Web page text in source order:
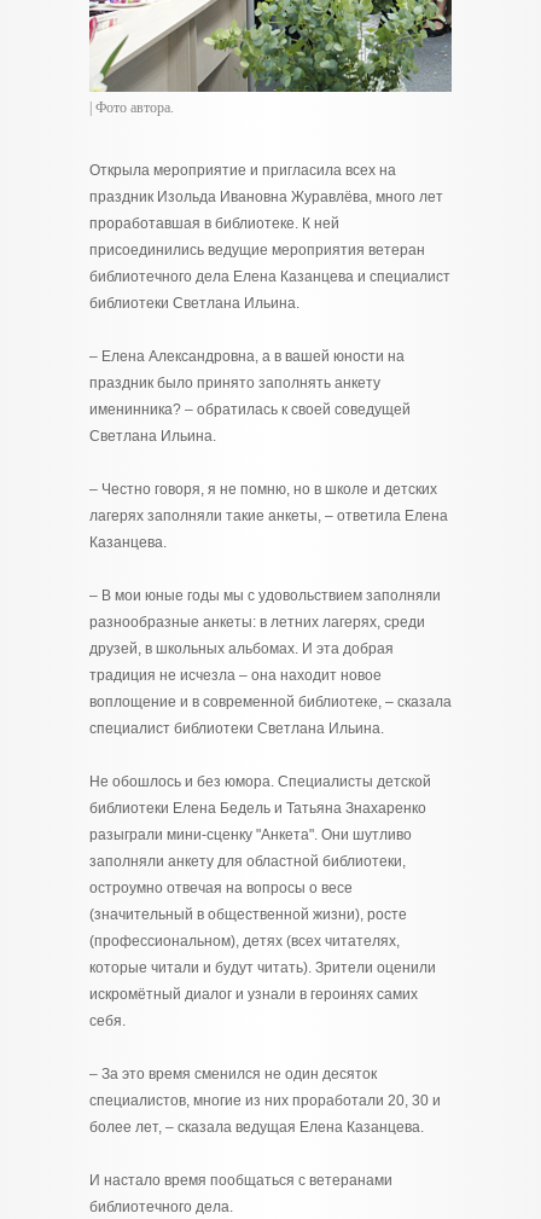
| Фото автора.
Открыла мероприятие и пригласила всех на
праздник Изольда Ивановна Журавлёва, много лет
проработавшая в библиотеке. К ней
присоединились ведущие мероприятия ветеран
библиотечного дела Елена Казанцева и специалист
библиотеки Светлана Ильина.
– Елена Александровна, а в вашей юности на
праздник было принято заполнять анкету
именинника? – обратилась к своей соведущей
Светлана Ильина.
– Честно говоря, я не помню, но в школе и детских
лагерях заполняли такие анкеты, – ответила Елена
Казанцева.
– В мои юные годы мы с удовольствием заполняли
разнообразные анкеты: в летних лагерях, среди
друзей, в школьных альбомах. И эта добрая
традиция не исчезла – она находит новое
воплощение и в современной библиотеке, – сказала
специалист библиотеки Светлана Ильина.
Не обошлось и без юмора. Специалисты детской
библиотеки Елена Бедель и Татьяна Знахаренко
разыграли мини-сценку "Анкета". Они шутливо
заполняли анкету для областной библиотеки,
остроумно отвечая на вопросы о весе
(значительный в общественной жизни), росте
(профессиональном), детях (всех читателях,
которые читали и будут читать). Зрители оценили
искромётный диалог и узнали в героинях самих
себя.
– За это время сменился не один десяток
специалистов, многие из них проработали 20, 30 и
более лет, – сказала ведущая Елена Казанцева.
И настало время пообщаться с ветеранами
библиотечного дела.